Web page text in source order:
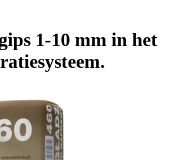
1-10 mm in het